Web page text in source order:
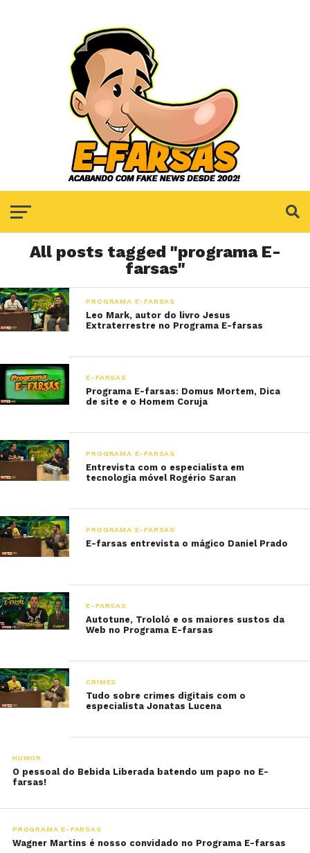
All posts tagged "programa E-
farsas"
PROGRAMA E-FARSAS
Leo Mark, autor do livro Jesus
Extraterrestre no Programa E-farsas
E-FARSAS
Programa E-farsas: Domus Mortem, Dica
de site e o Homem Coruja
PROGRAMA E-FARSAS
Entrevista com o especialista em
tecnologia móvel Rogério Saran
PROGRAMA E-FARSAS
E-farsas entrevista o mágico Daniel Prado
E-FARSAS
Autotune, Trololó e os maiores sustos da
Web no Programa E-farsas
CRIMES
Tudo sobre crimes digitais com o
especialista Jonatas Lucena
HUMOR
O pessoal do Bebida Liberada batendo um papo no E-
farsas!
PROGRAMA E-FARSAS
Wagner Martins é nosso convidado no Programa E-farsas